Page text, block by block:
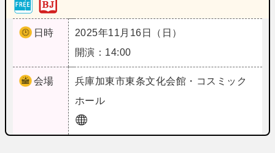
日時
2025年11月16日（日）
開演：14:00
会場 兵庫加東市東条文化会館・コスミック
ホール